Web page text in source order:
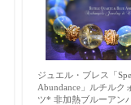
ジュエル・ブレス「
Abundance」ルチルク
ツ* 非加熱ブルーアン